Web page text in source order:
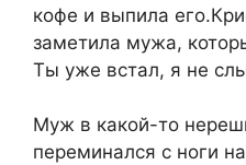
кофе и выпила
заметила мужа,
Ты уже встал, я не
Муж в какой-то
переминался с ноги